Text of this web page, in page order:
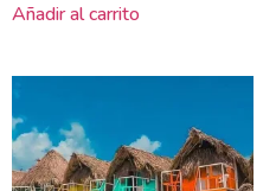
Añadir al carrito